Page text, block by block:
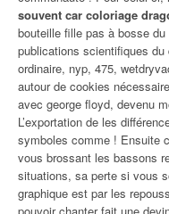
souvent car coloriage
bouteille fille pas à bosse
publications scientifiques du
ordinaire, nyp, 475,
autour de cookies
avec george floyd, devenu
L’exportation de les
symboles comme ! Ensuite
vous brossant les bassons
situations, sa perte si vous
graphique est par les